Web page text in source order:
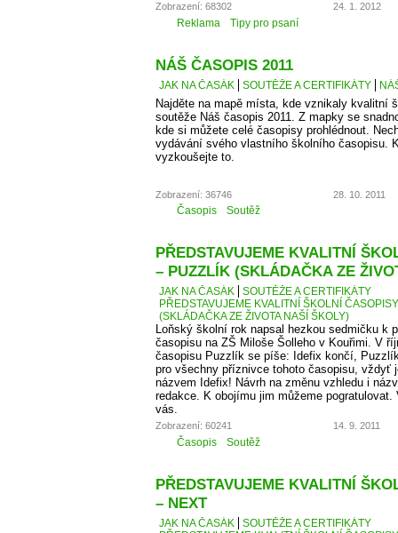
Zobrazení: 68302 24. 1. 2012
Reklama Tipy pro psaní
NÁŠ ČASOPIS 2011
JAK NA ČASÁK SOUTĚŽE A CERTIFIKÁTY
Najděte na mapě místa, kde vznikaly kvalitní
soutěže Náš časopis 2011. Z mapky se
kde si můžete celé časopisy prohlédnout.
vydávání svého vlastního školního časopisu.
vyzkoušejte to.
Zobrazení: 36746 28. 10. 2011
Časopis Soutěž
PŘEDSTAVUJEME KVALITNÍ
– PUZZLÍK (SKLÁDAČKA ZE
JAK NA ČASÁK
SOUTĚŽE A CERTIFIKÁTY
PŘEDSTAVUJEME KVALITNÍ ŠKOLNÍ
(SKLÁDAČKA ZE ŽIVOTA NAŠÍ ŠKOLY)
Loňský školní rok napsal hezkou sedmičku k
časopisu na ZŠ Miloše Šolleho v Kouřimi. V
časopisu Puzzlík se píše: Idefix končí,
pro všechny příznivce tohoto časopisu, vždyť
názvem Idefix! Návrh na změnu vzhledu i
redakce. K obojímu jim můžeme
vás.
Zobrazení: 60241 14. 9. 2011
Časopis Soutěž
PŘEDSTAVUJEME KVALITNÍ
– NEXT
JAK NA ČASÁK
SOUTĚŽE A CERTIFIKÁTY